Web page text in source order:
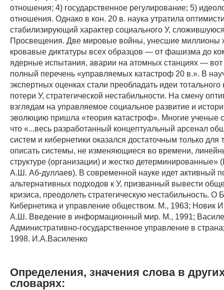
отношения; 4) государственное регулирование; 5)
отношения. Однако в кон. 20 в. наука утратила
стабилизирующий характер социального У,
Просвещения. Две мировые войны, унесшие миллионы
кровавые диктатуры всех образцов — от фашизма до
ядерные испытания, аварии на атомных станциях — вот
полный перечень «управляемых катастроф 20 в.». В
экспертных оценках стали преобладать идеи тотального
потери У, стратегической нестабильности. На смену
взглядам на управляемое социальное развитие и
эволюцию пришла «теория катастроф». Многие ученые
что «...весь разработанный концептуальный арсенал
систем и кибернетики оказался достаточным только для
описать системы, не изменяющиеся во времени,
структуре (организации) и жестко детерминированные»
А.Ш. Аб-дуллаев). В современной науке идет активный
альтернативных подходов к У, призванный вывести
кризиса, преодолеть стратегическую нестабильность. О
Кибернетика и управление обществом. М., 1963; Новик
А.Ш. Введение в информационный мир. М., 1991;
Административно-государственное управление в
1998. И.А.Василенко
Определения, значения слова в
словарях: